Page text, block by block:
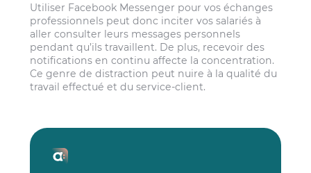
Utiliser Facebook Messenger pour vos échanges
professionnels peut donc inciter vos salariés à
aller consulter leurs messages personnels
pendant qu’ils travaillent. De plus, recevoir des
notifications en continu affecte la concentration.
Ce genre de distraction peut nuire à la qualité du
travail effectué et du service-client.